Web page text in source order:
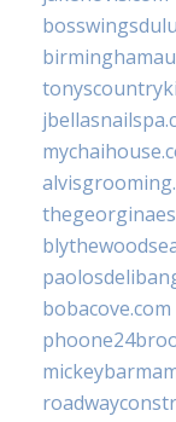
bobacove.com